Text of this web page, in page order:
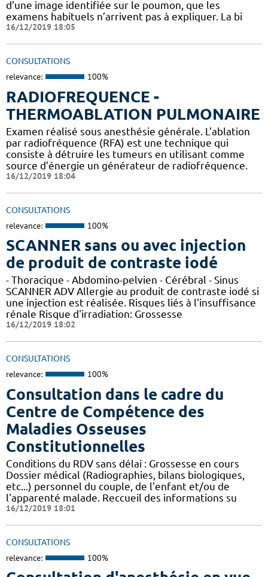
d’une image identifiée sur le poumon, que les
examens habituels n’arrivent pas à expliquer. La bi
16/12/2019 18:05
CONSULTATIONS
relevance: 100%
RADIOFREQUENCE -
THERMOABLATION PULMONAIRE
Examen réalisé sous anesthésie générale. L’ablation
par radiofréquence (RFA) est une technique qui
consiste à détruire les tumeurs en utilisant comme
source d’énergie un générateur de radiofréquence.
16/12/2019 18:04
CONSULTATIONS
relevance: 100%
SCANNER sans ou avec injection
de produit de contraste iodé
- Thoracique - Abdomino-pelvien - Cérébral - Sinus
SCANNER ADV Allergie au produit de contraste iodé si
une injection est réalisée. Risques liés à l'insuffisance
rénale Risque d'irradiation: Grossesse
16/12/2019 18:02
CONSULTATIONS
relevance: 100%
Consultation dans le cadre du
Centre de Compétence des
Maladies Osseuses
Constitutionnelles
Conditions du RDV sans délai : Grossesse en cours
Dossier médical (Radiographies, bilans biologiques,
etc...) personnel du couple, de l'enfant et/ou de
l'apparenté malade. Reccueil des informations su
16/12/2019 18:01
CONSULTATIONS
relevance: 100%